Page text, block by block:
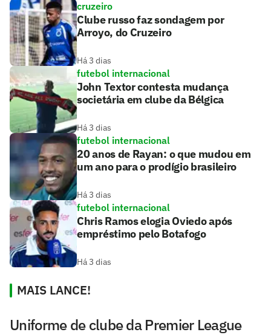
cruzeiro
Clube russo faz sondagem por
Arroyo, do Cruzeiro
Há 3 dias
futebol internacional
John Textor contesta mudança
societária em clube da Bélgica
Há 3 dias
futebol internacional
20 anos de Rayan: o que mudou em
um ano para o prodígio brasileiro
Há 3 dias
futebol internacional
Chris Ramos elogia Oviedo após
empréstimo pelo Botafogo
Há 3 dias
MAIS LANCE!
Uniforme de clube da Premier League